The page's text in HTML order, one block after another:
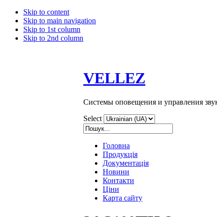
Skip to content
Skip to main navigation
Skip to 1st column
Skip to 2nd column
VELLEZ
Системы оповещения и управления
Select
Головна
Продукція
Документація
Новини
Контакти
Ціни
Карта сайту